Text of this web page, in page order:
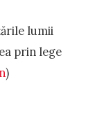
lumii
prin lege
)